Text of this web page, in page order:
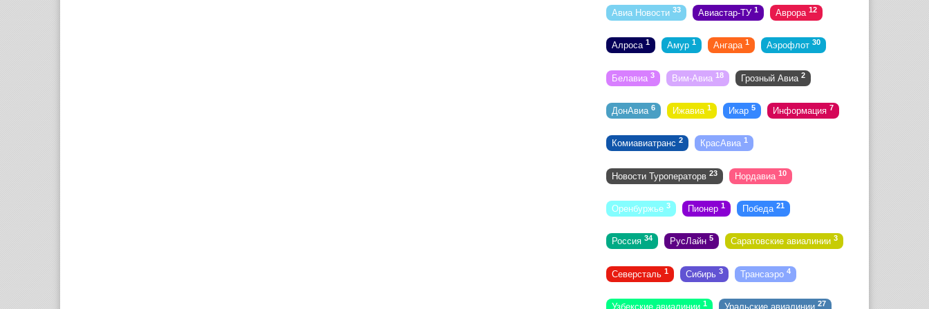
Авиа Новости 33 Авиастар-ТУ 1 Аврора 12
Алроса 1 Амур 1 Ангара 1 Аэрофлот 30
Белавиа 3 Вим-Авиа 18 Грозный Авиа 2
ДонАвиа 6 Ижавиа 1 Икар 5 Информация 7
Комиавиатранс 2 КрасАвиа 1
Новости Туроператорв 23 Нордавиа 10
Оренбуржье 3 Пионер 1 Победа 21
Россия 34 РусЛайн 5 Саратовские авиалинии 3
Северсталь 1 Сибирь 3 Трансаэро 4
Узбекские авиалинии 1 Уральские авиалинии 27